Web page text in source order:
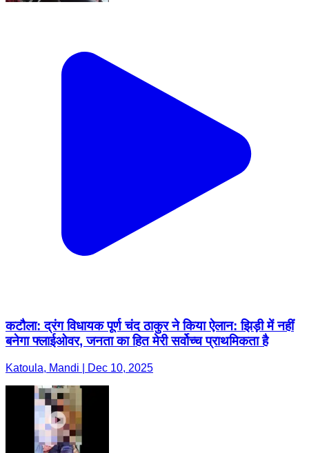
कटौला: द्रंग विधायक पूर्ण चंद ठाकुर ने किया ऐलान: झिड़ी में नहीं
बनेगा फ्लाईओवर, जनता का हित मेरी सर्वोच्च प्राथमिकता है
Katoula, Mandi | Dec 10, 2025